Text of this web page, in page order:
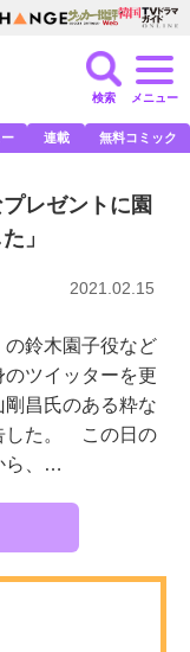
検索 メニュー
連載 無料コミック
レゼントに園
」
2021.02.15
の鈴木園子役など
ツイッターを更
昌氏のある粋な
した。 この日の
ら、…